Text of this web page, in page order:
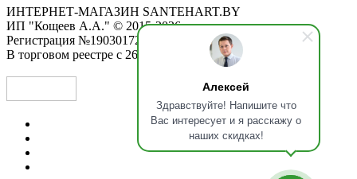
Алексей
Здравствуйте! Напишите что
Вас интересует и я расскажу о
наших скидках!
ИНТЕРНЕТ-МАГАЗИН SANTEHART.BY
ИП "Кощеев А.А." © 2015-2026
Регистрация №190301725 от 12.02.2015
В торговом реестре с 26.11.2019